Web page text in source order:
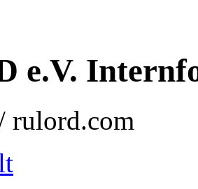
e.V.
rulord.com